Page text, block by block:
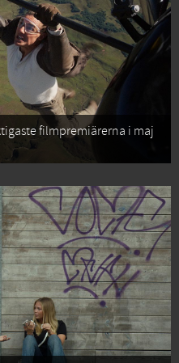
filmpremiärerna i maj